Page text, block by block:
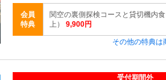
会員
特典
関空の裏側探検コースと貸切機内
上） 9,900円
その他の特典は
受付期間外